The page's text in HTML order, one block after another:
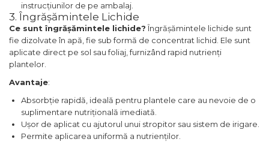
instrucțiunilor de pe ambalaj.
3. Îngrășămintele Lichide
Ce sunt îngrășămintele lichide?Îngrășămintele lichide sunt
fie dizolvate în apă, fie sub formă de concentrat lichid. Ele sunt
aplicate direct pe sol sau foliaj, furnizând rapid nutrienți
plantelor.
Avantaje:
Absorbție rapidă, ideală pentru plantele care au nevoie de o
suplimentare nutrițională imediată.
Ușor de aplicat cu ajutorul unui stropitor sau sistem de irigare.
Permite aplicarea uniformă a nutrienților.